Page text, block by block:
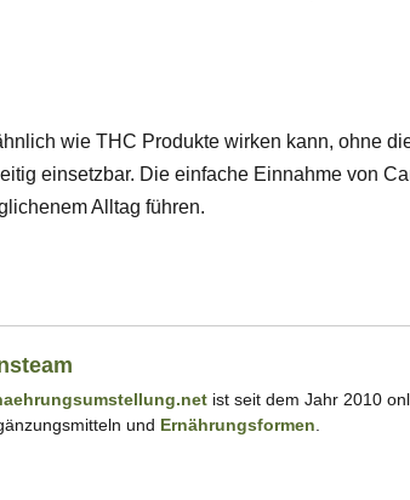
wie THC Produkte wirken kann, ohne
einsetzbar. Die einfache Einnahme von
Alltag führen.
ist seit dem Jahr 2010
und Ernährungsformen